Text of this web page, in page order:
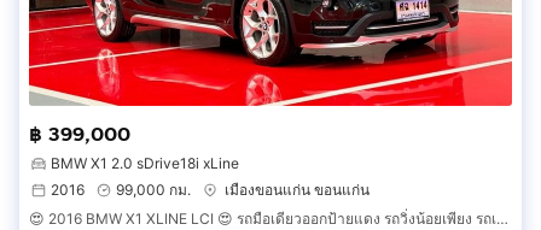
฿ 399,000
BMW X1 2.0 sDrive18i xLine
2016
99,000 กม.
เมืองขอนแก่น ขอนแก่น
😍 2016 BMW X1 XLINE LCI 😍 รถมือเดียวออกป้ายแดง รถวิ่งน้อยเพียง รถเข้าศูนย์ตลอด รถไม่เคยมีอุบัติเหตุครับ